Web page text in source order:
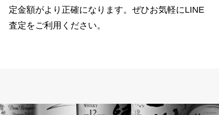
定金額がより正確になります。ぜひお気軽にLINE
査定をご利用ください。